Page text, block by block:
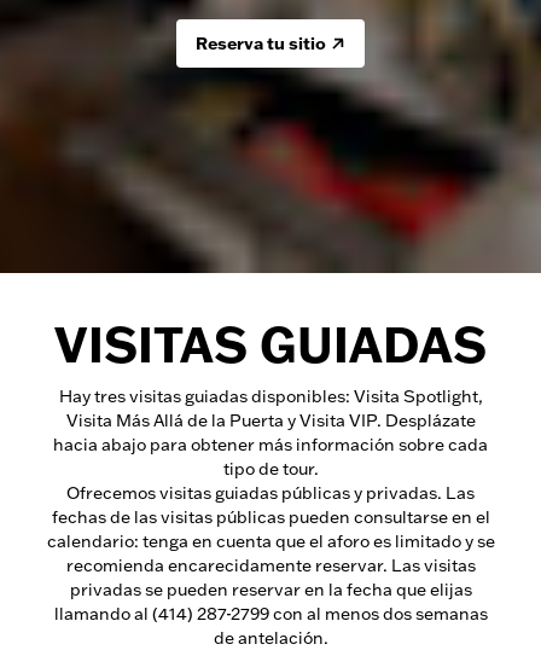
Reserva tu sitio
VISITAS GUIADAS
Hay tres visitas guiadas disponibles: Visita Spotlight,
Visita Más Allá de la Puerta y Visita VIP. Desplázate
hacia abajo para obtener más información sobre cada
tipo de tour.
Ofrecemos visitas guiadas públicas y privadas. Las
fechas de las visitas públicas pueden consultarse en el
calendario: tenga en cuenta que el aforo es limitado y se
recomienda encarecidamente reservar. Las visitas
privadas se pueden reservar en la fecha que elijas
llamando al (414) 287-2799 con al menos dos semanas
de antelación.